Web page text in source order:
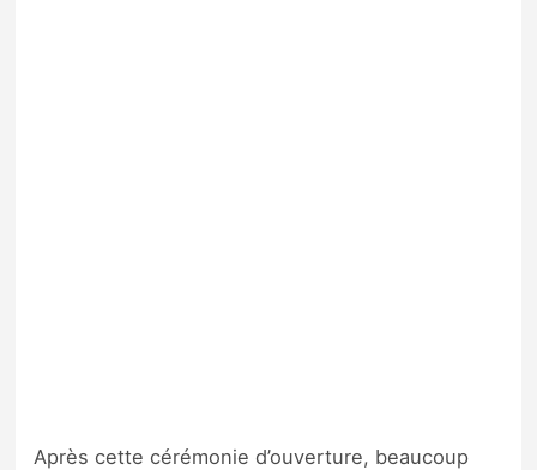
Après cette cérémonie d’ouverture, beaucoup